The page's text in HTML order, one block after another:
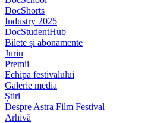
DocShorts
Industry 2025
DocStudentHub
Bilete și abonamente
Juriu
Premii
Echipa festivalului
Galerie media
Știri
Despre Astra Film Festival
Arhivă